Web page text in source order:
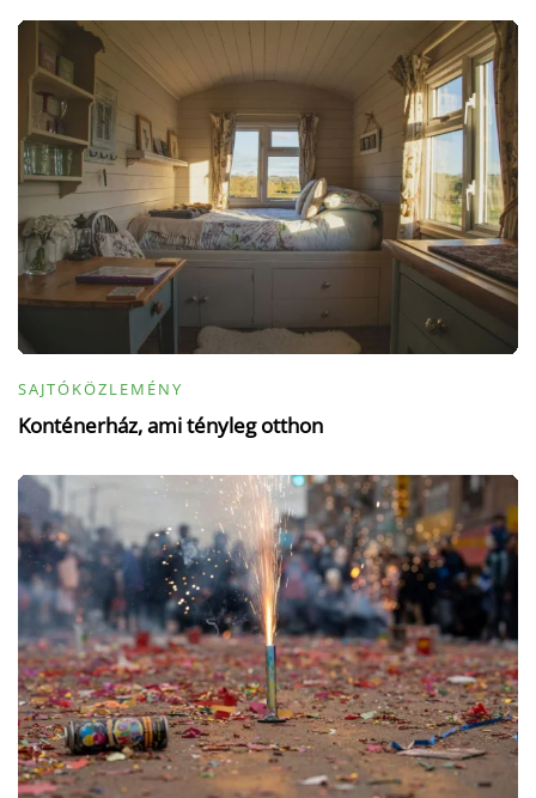
SAJTÓKÖZLEMÉNY
Konténerház, ami tényleg otthon